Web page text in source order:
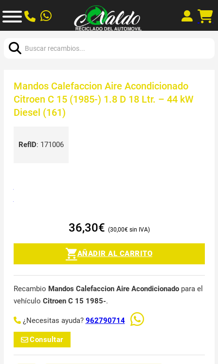
Mandos Calefaccion Aire Acondicionado
Citroen C 15 (1985-) 1.8 D 18 Ltr. – 44 kW
Diesel (161)
RefID: 171006
36,30€ 30,00€
AÑADIR AL CARRITO
Recambio Mandos Calefaccion Aire Acondicionadopara el
vehículo Citroen C 15 1985-.
¿Necesitas ayuda? 962790714
Consultar